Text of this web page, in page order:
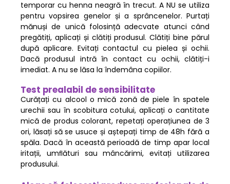
temporar cu henna neagră în trecut. A NU se utiliza
pentru vopsirea genelor și a sprâncenelor. Purtați
mănuși de unică folosință adecvate atunci când
pregătiți, aplicați și clătiți produsul. Clătiți bine părul
după aplicare. Evitați contactul cu pielea și ochii.
Dacă produsul intră în contact cu ochii, clătiți-i
imediat. A nu se lăsa la îndemâna copiilor.
Test prealabil de sensibilitate
Curățați cu alcool o mică zonă de piele în spatele
urechii sau în scobitura cotului, aplicați o cantitate
mică de produs colorant, repetați operațiunea de 3
ori, lăsați să se usuce și aștepați timp de 48h fără a
spăla. Dacă în această perioadă de timp apar local
iritații, umﬂături sau mâncărimi, evitați utilizarea
produsului.